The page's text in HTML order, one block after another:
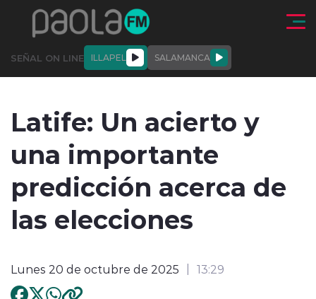
Click acá para ir directamente al contenido
SEÑAL ON LINE ILLAPEL SALAMANCA
ACTUALIDAD DEPORTES
modo claro
Latife: Un acierto y
una importante
predicción acerca de
las elecciones
Lunes 20 de octubre de 2025 13:29